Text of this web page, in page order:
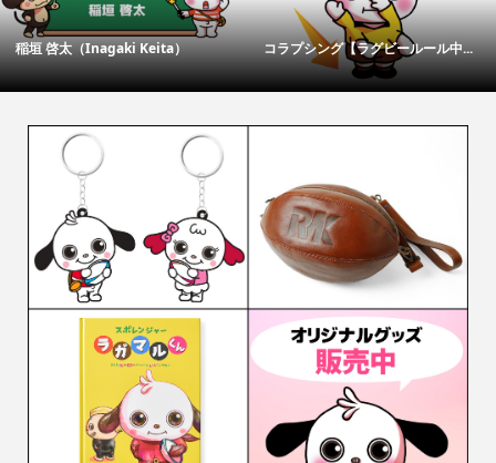
稲垣 啓太（Inagaki Keita） コラプシング【ラグビールール中...